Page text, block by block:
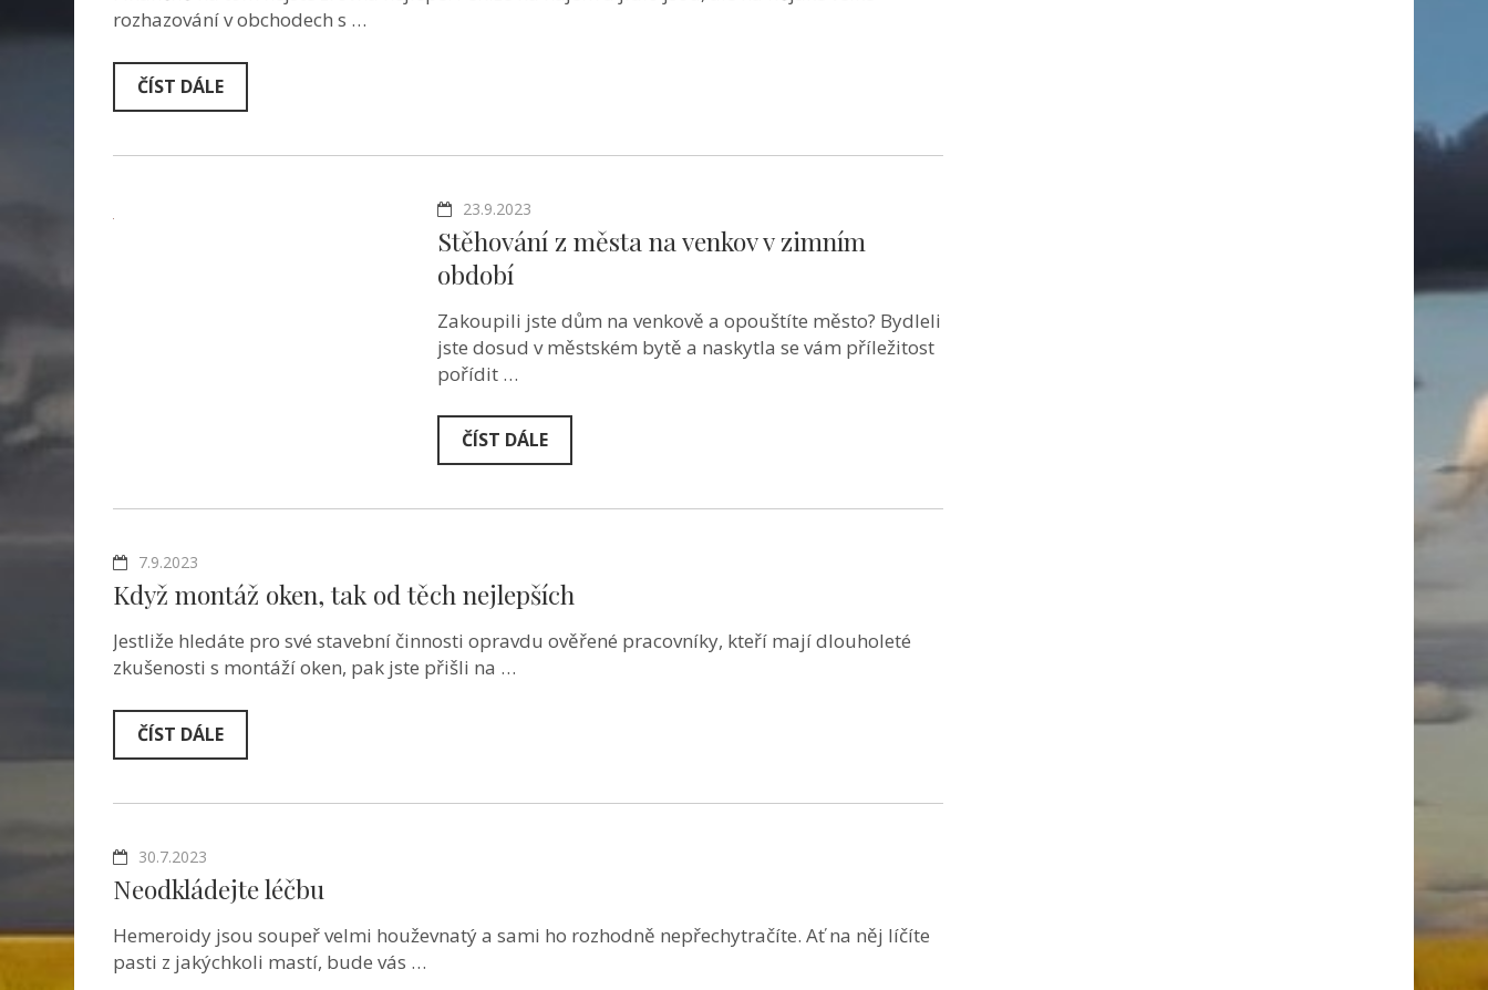
rozhazování v obchodech s …
ČÍST DÁLE
23.9.2023
Stěhování z města na venkov v zimním
období
Zakoupili jste dům na venkově a opouštíte město? Bydleli
jste dosud v městském bytě a naskytla se vám příležitost
pořídit …
ČÍST DÁLE
7.9.2023
Když montáž oken, tak od těch nejlepších
Jestliže hledáte pro své stavební činnosti opravdu ověřené pracovníky, kteří mají dlouholeté
zkušenosti s montáží oken, pak jste přišli na …
ČÍST DÁLE
30.7.2023
Neodkládejte léčbu
Hemeroidy jsou soupeř velmi houževnatý a sami ho rozhodně nepřechytračíte. Ať na něj líčíte
pasti z jakýchkoli mastí, bude vás …